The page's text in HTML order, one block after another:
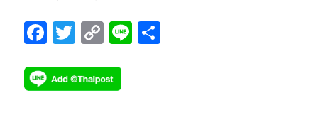
F
e
b
T
tt
er
C
p
y
Li